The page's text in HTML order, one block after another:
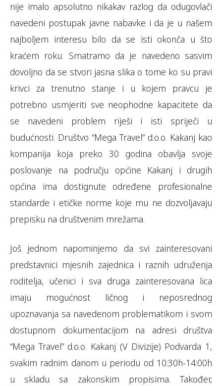
nije imalo apsolutno nikakav razlog da odugovlači
navedeni postupak javne nabavke i da je u našem
najboljem interesu bilo da se isti okonča u što
kraćem roku. Smatramo da je navedeno sasvim
dovoljno da se stvori jasna slika o tome ko su pravi
krivci za trenutno stanje i u kojem pravcu je
potrebno usmjeriti sve neophodne kapacitete da
se navedeni problem riješi i isti spriječi u
budućnosti. Društvo “Mega Travel” d.o.o. Kakanj kao
kompanija koja preko 30 godina obavlja svoje
poslovanje na području općine Kakanj i drugih
općina ima dostignute određene profesionalne
standarde i etičke norme koje mu ne dozvoljavaju
prepisku na društvenim mrežama.
Još jednom napominjemo da svi zainteresovani
predstavnici mjesnih zajednica i raznih udruženja
roditelja, učenici i sva druga zainteresovana lica
imaju mogućnost ličnog i neposrednog
upoznavanja sa navedenom problematikom i svom
dostupnom dokumentacijom na adresi društva
“Mega Travel” d.o.o. Kakanj (V Divizije) Podvarda 1,
svakim radnim danom u periodu od 10:30h-14:00h
u skladu sa zakonskim propisima. Također,